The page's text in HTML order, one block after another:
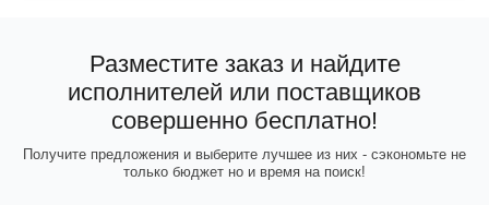
Разместите заказ и найдите
исполнителей или поставщиков
совершенно бесплатно!
Получите предложения и выберите лучшее из них - сэкономьте не
только бюджет но и время на поиск!